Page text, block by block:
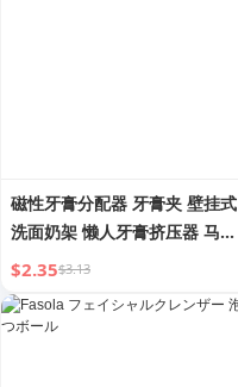
磁性牙膏分配器 牙膏夹 壁挂式
洗面奶架 懒人牙膏挤压器 马桶
手动挤压机 壁挂式
$2.35$3.13